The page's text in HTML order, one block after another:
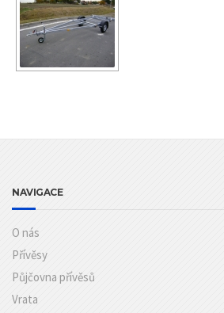
NAVIGACE
O nás
Přívěsy
Půjčovna přívěsů
Vrata